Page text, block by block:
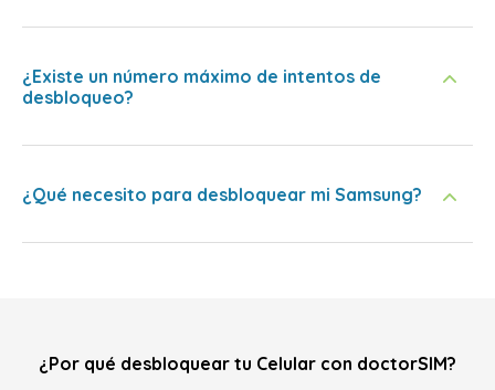
¿Existe un número máximo de intentos de
desbloqueo?
¿Qué necesito para desbloquear mi Samsung?
¿Por qué desbloquear tu Celular con doctorSIM?